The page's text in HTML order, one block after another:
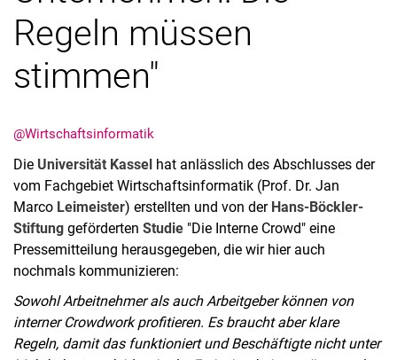
Stellenangebote
Termine
Regeln müssen
stimmen"
@Wirtschaftsinformatik
Die Universität Kassel hat anlässlich des Abschlusses der
vom Fachgebiet Wirtschaftsinformatik (Prof. Dr. Jan
Marco Leimeister) erstellten und von der Hans-Böckler-
Stiftung geförderten Studie "Die Interne Crowd" eine
Pressemitteilung herausgegeben, die wir hier auch
nochmals kommunizieren:
Sowohl Arbeitnehmer als auch Arbeitgeber können von
interner Crowdwork profitieren. Es braucht aber klare
Regeln, damit das funktioniert und Beschäftigte nicht unter